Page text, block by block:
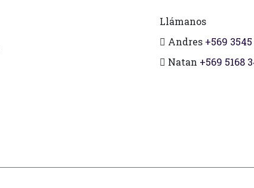
Llámanos
Andres +569 3545
Natan +569 5168